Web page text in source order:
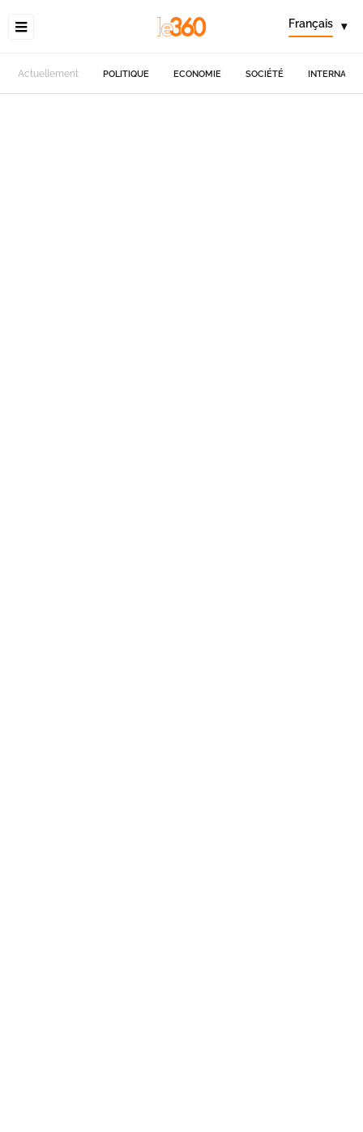
Français ▾
Actuellement POLITIQUE ECONOMIE SOCIÉTÉ